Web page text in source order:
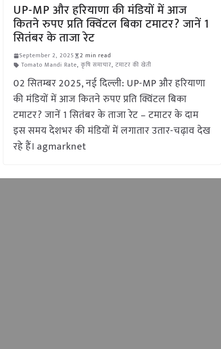
UP-MP और हरियाणा की मंडियों में आज
कितने रुपए प्रति क्विंटल बिका टमाटर? जानें 1
सितंबर के ताजा रेट
September 2, 2025
2 min read
Tomato Mandi Rate, कृषि समाचार, टमाटर की खेती
02 सितम्बर 2025, नई दिल्ली: UP-MP और हरियाणा
की मंडियों में आज कितने रुपए प्रति क्विंटल बिका
टमाटर? जानें 1 सितंबर के ताजा रेट – टमाटर के दाम
इस समय देशभर की मंडियों में लगातार उतार-चढ़ाव देख
रहे हैं। agmarknet